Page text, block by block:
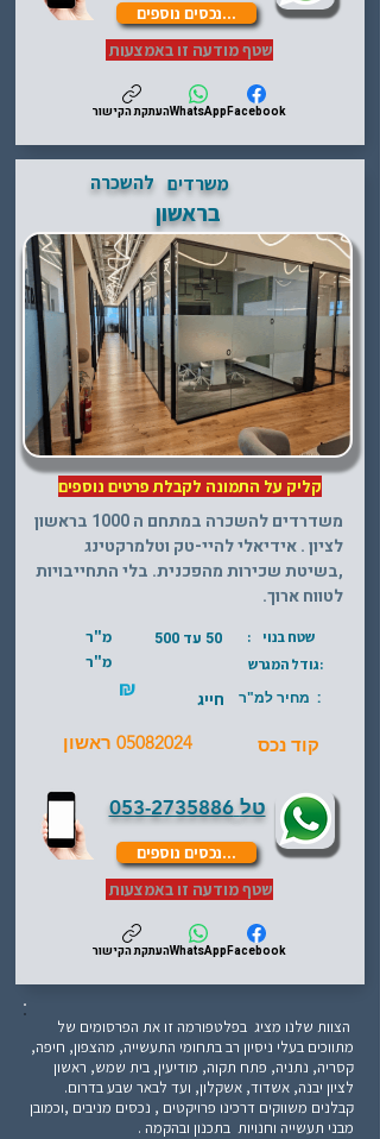
...נכסים נוספים
שטף מודעה זו באמצעות
Facebook
WhatsAppהעתקת הקישור
משרדים להשכרה
בראשון
קליק על התמונה לקבלת פרטים נוספים
משדרדים להשכרה במתחם ה 1000 בראשון
לציון . אידיאלי להיי-טק וטלמרקטינג
,בשיטת שכירות מהפכנית. בלי התחייבויות
לטווח ארוך.
שטח בנוי : 50 עד 500
:גודל המגרש
: מחיר למ"ר חייג
טל 053-2735886
...נכסים נוספים
מ"ר
מ"ר
₪
קוד נכס 05082024 ראשון
שטף מודעה זו באמצעות
Facebook
WhatsAppהעתקת הקישור
הצוות שלנו מציג בפלטפורמה זו את הפרסומים של
מתווכים בעלי ניסיון רב בתחומי התעשייה, מהצפון, חיפה,
קסריה, נתניה, פתח תקוה, מודיעין, בית שמש, ראשון
לציון יבנה, אשדוד, אשקלון, ועד לבאר שבע בדרום.
קבלנים משווקים דרכינו פרויקטים , נכסים מניבים ,וכמובן
מבני תעשייה וחנויות בתכנון ובהקמה .